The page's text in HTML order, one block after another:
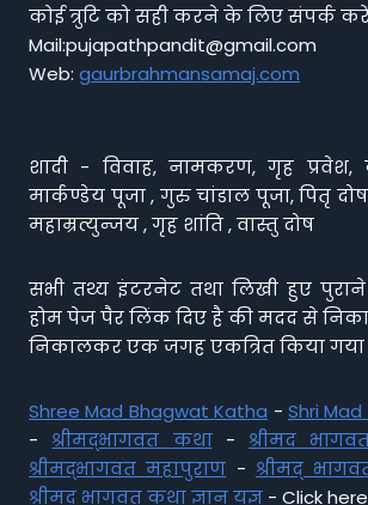
कोई त्रुटि को सही करने के लिए संपर्क
Mail:pujapathpandit@gmail.com
Web: gaurbrahmansamaj.com
शादी - विवाह, नामकरण, गृह प्रवेश,
मार्कण्डेय पूजा , गुरु चांडाल पूजा, पितृ
महाम्रत्युन्जय , गृह शांति , वास्तु दोष
सभी तथ्य इंटरनेट तथा लिखी हुए पुराने
होम पेज पैर लिंक दिए है की मदद से
निकालकर एक जगह एकत्रित किया गया
Shree Mad Bhagwat Katha - Shri
- श्रीमद्भागवत कथा- श्रीमद
श्रीमद्भागवत महापुराण - श्रीमद्
श्रीमद् भागवत कथा ज्ञान यज्ञ - Click